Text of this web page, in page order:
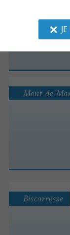
Mont-de-
Biscarrosse